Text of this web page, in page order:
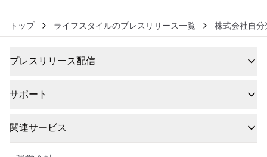
トップ ライフスタイルのプレスリリース一覧 株式会社自分
プレスリリース配信
サポート
関連サービス